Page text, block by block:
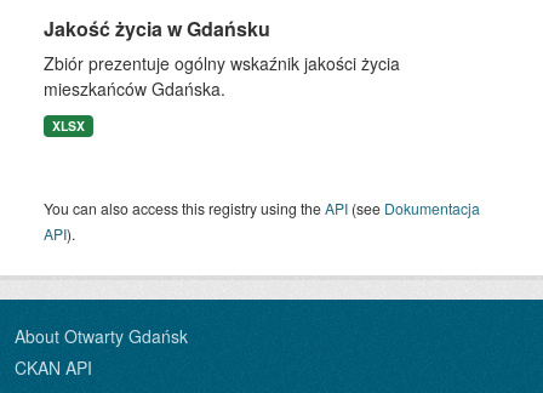
Jakość życia w Gdańsku
Zbiór prezentuje ogólny wskaźnik jakości życia
mieszkańców Gdańska.
XLSX
You can also access this registry using theAPI (see Dokumentacja
API).
About Otwarty Gdańsk
CKAN API